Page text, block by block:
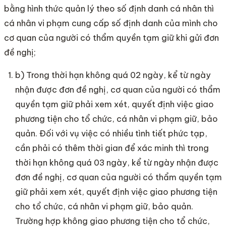
bằng hình thức quản lý theo số định danh cá nhân thì
cá nhân vi phạm cung cấp số định danh của mình cho
cơ quan của người có thẩm quyền tạm giữ khi gửi đơn
đề nghị;
b) Trong thời hạn không quá 02 ngày, kể từ ngày
nhận được đơn đề nghị, cơ quan của người có thẩm
quyền tạm giữ phải xem xét, quyết định việc giao
phương tiện cho tổ chức, cá nhân vi phạm giữ, bảo
quản. Đối với vụ việc có nhiều tình tiết phức tạp,
cần phải có thêm thời gian để xác minh thì trong
thời hạn không quá 03 ngày, kể từ ngày nhận được
đơn đề nghị, cơ quan của người có thẩm quyền tạm
giữ phải xem xét, quyết định việc giao phương tiện
cho tổ chức, cá nhân vi phạm giữ, bảo quản.
Trường hợp không giao phương tiện cho tổ chức,